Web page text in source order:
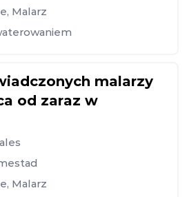
, Malarz
malarzy
od zaraz w
, Malarz